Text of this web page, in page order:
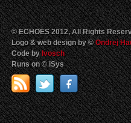
© ECHOES 2012, All Rights
Logo & web design by ©Ondrej
Code byIvosch
Runs on © iSys